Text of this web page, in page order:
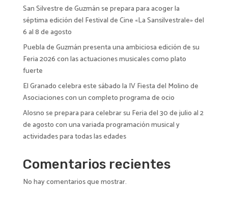
San Silvestre de Guzmán se prepara para acoger la
séptima edición del Festival de Cine «La Sansilvestrale» del
6 al 8 de agosto
Puebla de Guzmán presenta una ambiciosa edición de su
Feria 2026 con las actuaciones musicales como plato
fuerte
El Granado celebra este sábado la IV Fiesta del Molino de
Asociaciones con un completo programa de ocio
Alosno se prepara para celebrar su Feria del 30 de julio al 2
de agosto con una variada programación musical y
actividades para todas las edades
Comentarios recientes
No hay comentarios que mostrar.